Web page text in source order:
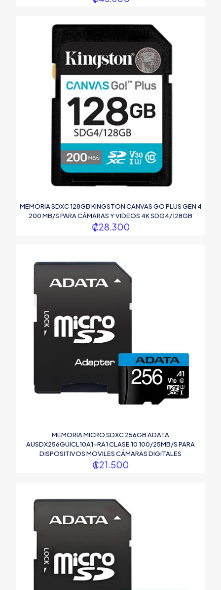
MEMORIA SDXC 128GB KINGSTON CANVAS GO PLUS GEN 4
200 MB/S PARA CÁMARAS Y VIDEOS 4K SDG4/128GB
₡28.300
MEMORIA MICRO SDXC 256GB ADATA
AUSDX256GUICL10A1-RA1 CLASE 10 100/25MB/S PARA
DISPOSITIVOS MOVILES CÁMARAS DIGITALES
₡21.500